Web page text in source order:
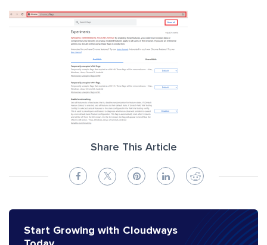
Share This Article
Start Growing with Cloudways